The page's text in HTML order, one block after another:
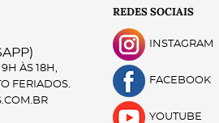
ÀS 18H,
FERIADOS.
REDES SOCIAIS
INSTAGRAM
FACEBOOK
YOUTUBE